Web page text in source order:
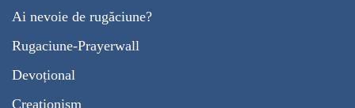
Ai nevoie de rugăciune?
Rugaciune-Prayerwall
Devoțional
Creaționism